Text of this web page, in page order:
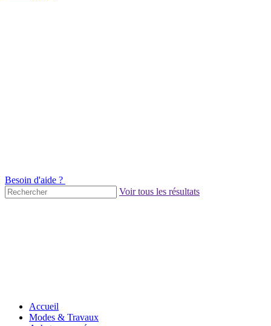
Besoin d'aide ?
Voir tous les résultats
Accueil
Modes & Travaux